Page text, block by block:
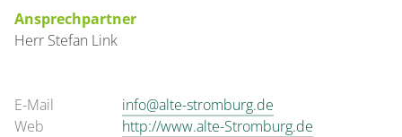
Ansprechpartner
Herr Stefan Link
E-Mail
info@alte-stromburg.de
Web
http://www.alte-Stromburg.de